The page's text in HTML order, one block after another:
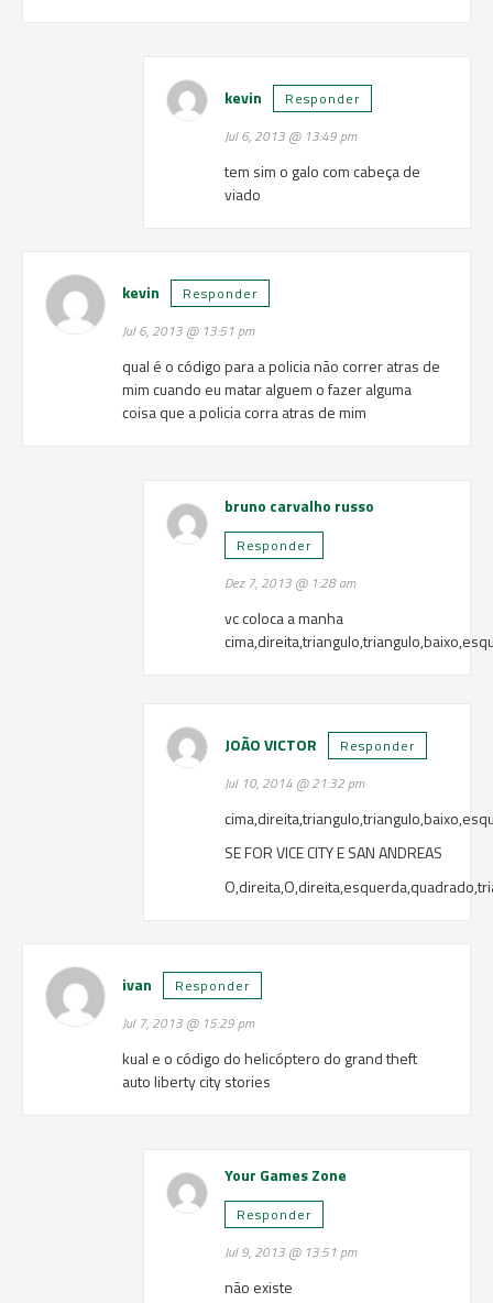
kevin Responder
Jul 6, 2013 @ 13:49 pm
tem sim o galo com cabeça de
viado
kevin Responder
Jul 6, 2013 @ 13:51 pm
qual é o código para a policia não correr atras de
mim cuando eu matar alguem o fazer alguma
coisa que a policia corra atras de mim
bruno carvalho russo
Responder
Dez 7, 2013 @ 1:28 am
vc coloca a manha
JOÃO VICTOR Responder
Jul 10, 2014 @ 21:32 pm
SE FOR VICE CITY E SAN ANDREAS
ivan Responder
Jul 7, 2013 @ 15:29 pm
kual e o código do helicóptero do grand theft
auto liberty city stories
Your Games Zone
Responder
Jul 9, 2013 @ 13:51 pm
não existe